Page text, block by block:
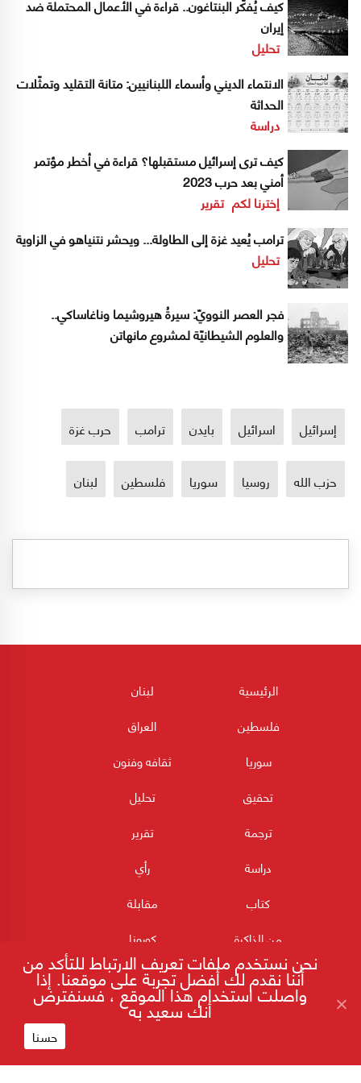
كيف يُفكّر البنتاغون.. قراءة في الأعمال المحتملة ضد
إيران
تحليل
الانتماء الديني وأسماء اللبنانيين: متانة التقليد وتمثّلات
الحداثة
دراسة
كيف ترى إسرائيل مستقبلها؟ قراءة في أخطر مؤتمر
أمني بعد حرب 2023
إخترنا لكم تقرير
ترامب يُعيد غزة إلى الطاولة... ويحشر نتنياهو في الزاوية
تحليل
فجر العصر النوويّ: سيرةُ هيروشيما وناغاساكي..
والعلوم الشيطانيّة لمشروع مانهاتن
إسرائيل اسرائيل بايدن ترامب حرب غزة
حزب الله روسيا سوريا فلسطين لبنان
الرئيسية
لبنان
فلسطين
العراق
سوريا
ثقافه وفنون
تحقيق
تحليل
ترجمة
تقرير
دراسة
رأي
كتاب
مقابلة
من الذاكرة
كورونا
نحن نستخدم ملفات تعريف الارتباط للتأكد من
أننا نقدم لك أفضل تجربة على موقعنا. إذا
واصلت استخدام هذا الموقع ، فسنفترض
أنك سعيد به
حسنا